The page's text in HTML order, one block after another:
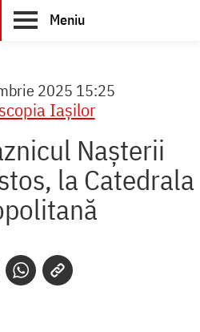
Meniu
2025 15:25
Iaşilor
Nașterii
la Catedrala